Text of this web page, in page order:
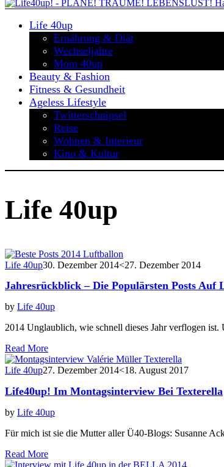
Life 40up
Ernährung & Diät
Wechseljahre
Mom 40up
Beauty & Fashion
Fitness & Gesundheit
Ageless Lifestyle
Twitterschnipsel
Reise
Wohnen & Interieur
Kino & Kultur
Life 40up
Life 40up30. Dezember 2014<27. Dezember 2014
Jahresrückblick – Die Populärsten Posts Auf
by Life 40up
2014 Unglaublich, wie schnell dieses Jahr verflogen
Read More
Life 40up27. Dezember 2014<18. August 2017
Life40up! Im Montagsinterview Bei Texterella
by Life 40up
Für mich ist sie die Mutter aller Ü40-Blogs: Susanne
Read More